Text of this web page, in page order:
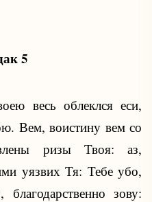
5
весь облеклся еси,
Вем, воистину вем со
ризы Твоя: аз,
уязвих Тя: Тебе убо,
зову: